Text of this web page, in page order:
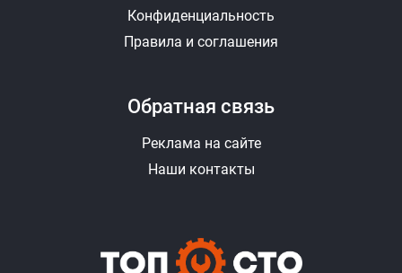
Конфиденциальность
Правила и соглашения
Обратная связь
Реклама на сайте
Наши контакты